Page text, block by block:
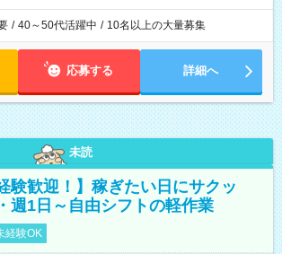
/ 40～50代活躍中 / 10名以上の大量募集
応募する 詳細へ
未読
験歓迎！】稼ぎたい日にサクッ
週1日～自由シフトの軽作業
経験OK